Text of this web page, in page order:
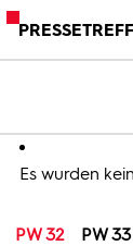
PRESSETREFF
Es wurden
PW 32 PW 33